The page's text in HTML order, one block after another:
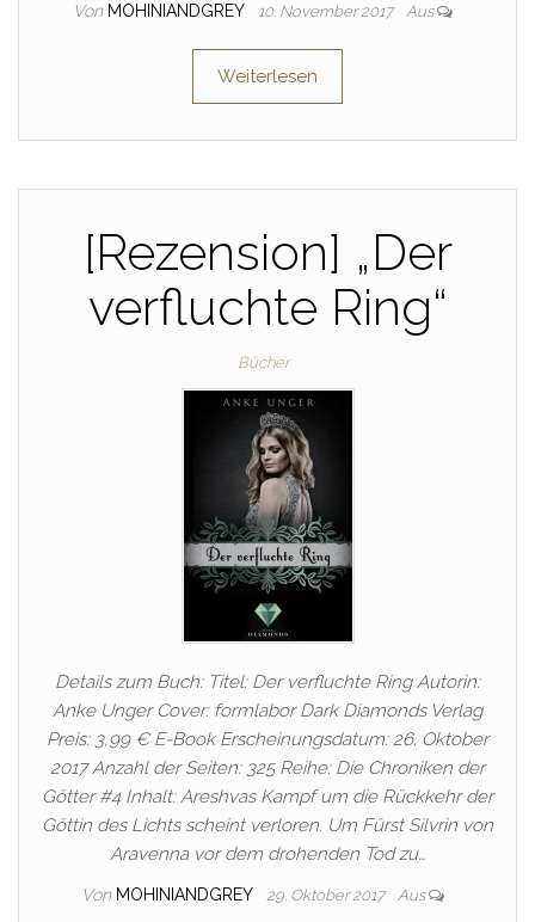
Von MOHINIANDGREY 10. November 2017 Aus
Weiterlesen
[Rezension] „Der
verfluchte Ring“
Bücher
Details zum Buch: Titel: Der verfluchte Ring Autorin:
Anke Unger Cover: formlabor Dark Diamonds Verlag
Preis: 3,99 € E-Book Erscheinungsdatum: 26. Oktober
2017 Anzahl der Seiten: 325 Reihe: Die Chroniken der
Götter #4 Inhalt: Areshvas Kampf um die Rückkehr der
Göttin des Lichts scheint verloren. Um Fürst Silvrin von
Aravenna vor dem drohenden Tod zu…
Von MOHINIANDGREY 29. Oktober 2017 Aus